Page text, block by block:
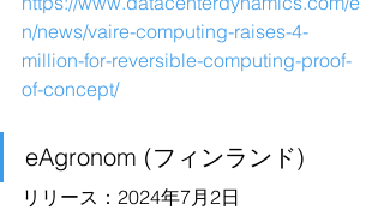
n/news/vaire-computing-raises-4-
million-for-reversible-computing-proof-
of-concept/
eAgronom (フィンランド)
リリース：2024年7月2日